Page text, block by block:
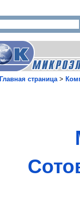
Главная страница>